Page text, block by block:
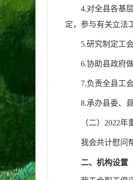
4.对全县各基
定，参与有关立法
5.研究制定工
6.协助县政府
7.负责全县工
8.承办县委、
（二） 2022年
我会共计慰问
二、 机构设置